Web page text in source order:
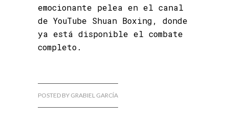
emocionante pelea en el canal
de YouTube Shuan Boxing, donde
ya está disponible el combate
completo.
POSTED BY GRABIEL GARCÍA